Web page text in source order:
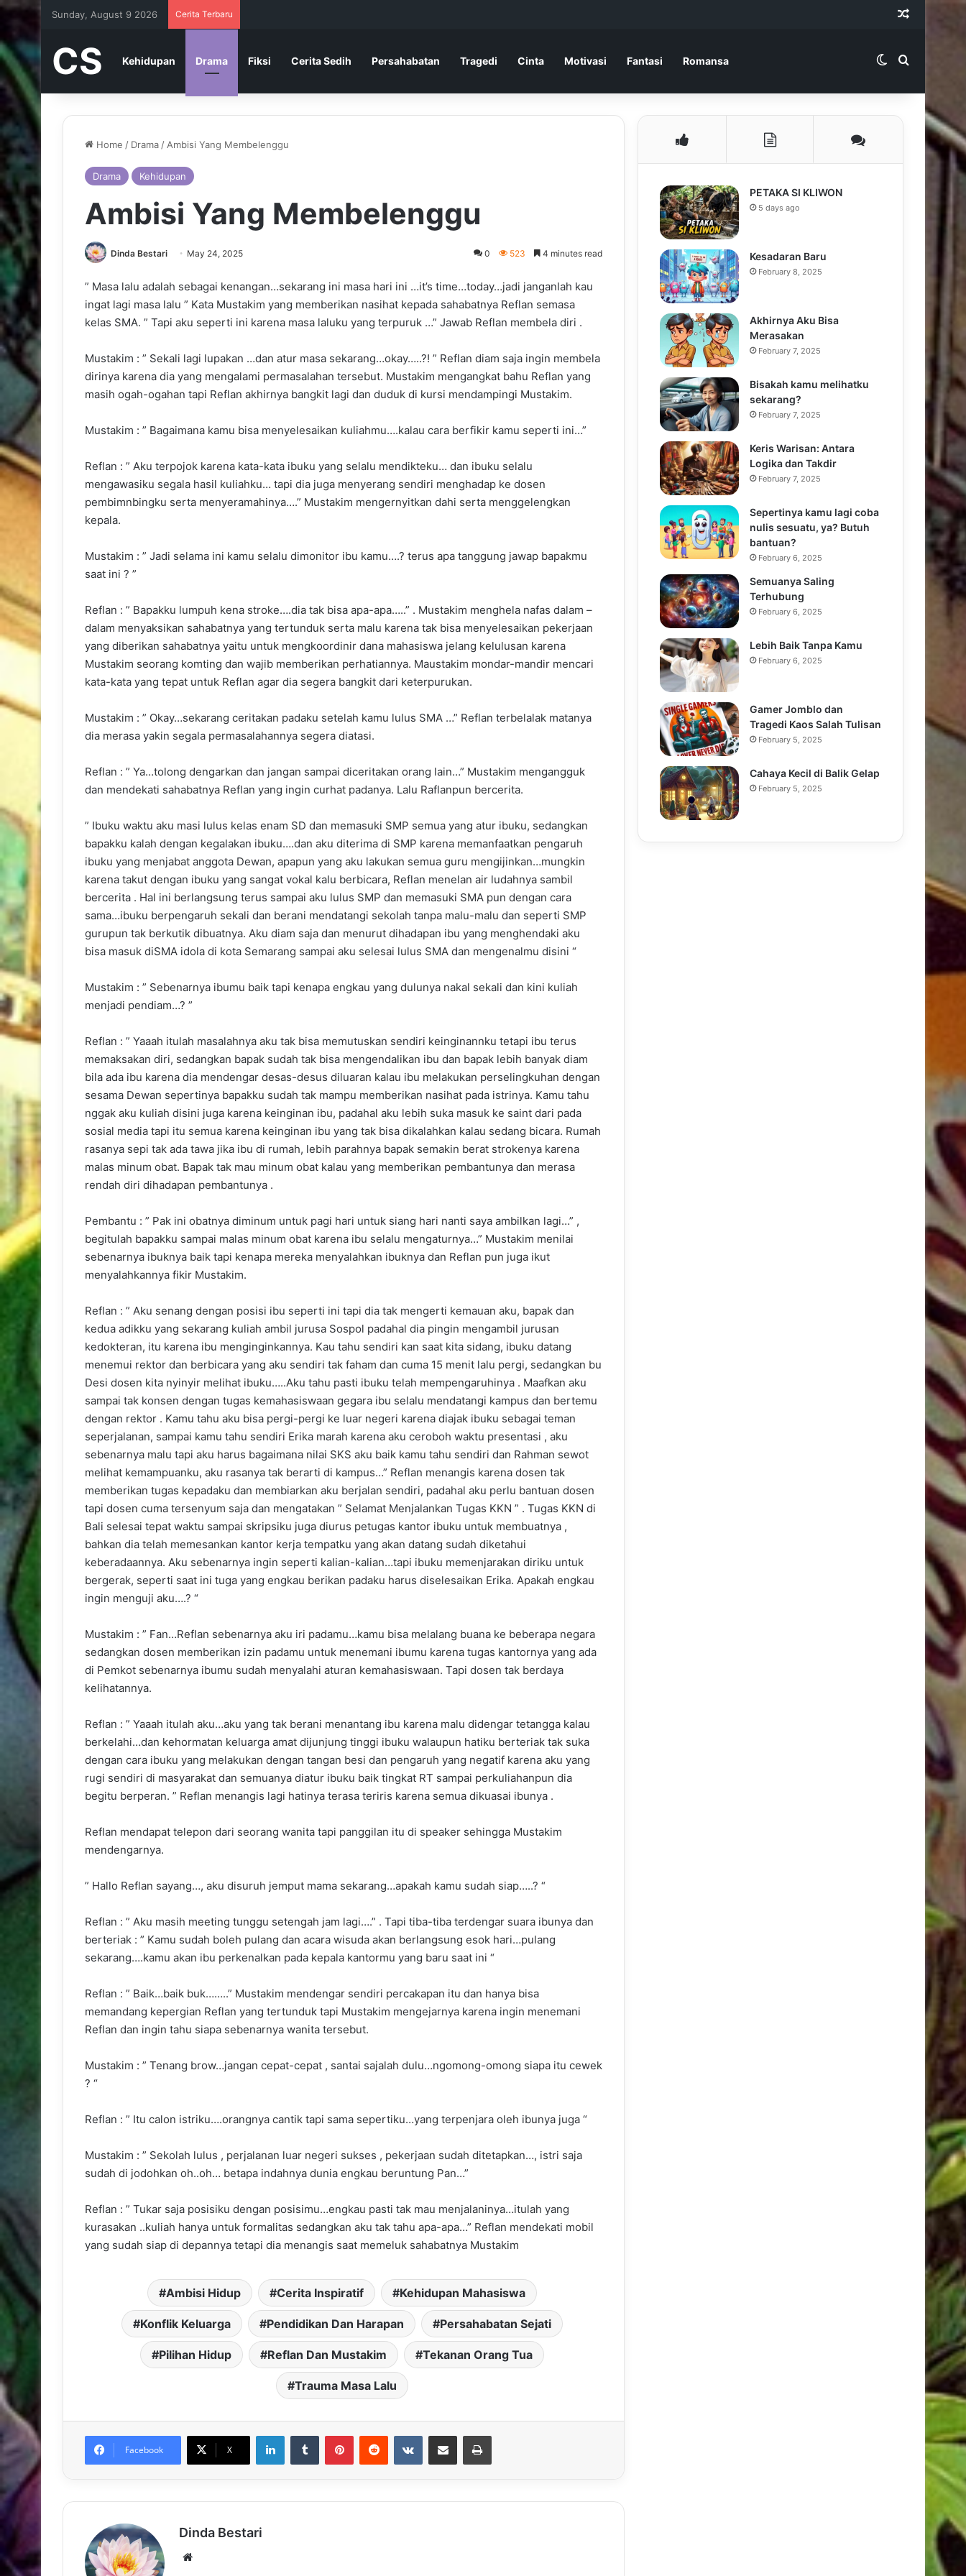
Sunday, August 9 2026 Cerita Terbaru Random
CS Kehidupan Drama Fiksi Cerita Sedih Persahabatan Tragedi Cinta Motivasi Fantasi Romansa Switch skin
Search for
Home / Drama / Ambisi Yang Membelenggu
Drama Kehidupan
Ambisi Yang Membelenggu
Dinda Bestari May 24, 2025 0 523 4 minutes read
” Masa lalu adalah sebagai kenangan…sekarang ini masa hari ini …it’s time…today…jadi janganlah kau
ingat lagi masa lalu ” Kata Mustakim yang memberikan nasihat kepada sahabatnya Reflan semasa
kelas SMA. ” Tapi aku seperti ini karena masa laluku yang terpuruk …” Jawab Reflan membela diri .
Mustakim : ” Sekali lagi lupakan …dan atur masa sekarang…okay…..?! ” Reflan diam saja ingin membela
dirinya karena dia yang mengalami permasalahan tersebut. Mustakim mengangkat bahu Reflan yang
masih ogah-ogahan tapi Reflan akhirnya bangkit lagi dan duduk di kursi mendampingi Mustakim.
Mustakim : ” Bagaimana kamu bisa menyelesaikan kuliahmu….kalau cara berfikir kamu seperti ini…”
Reflan : ” Aku terpojok karena kata-kata ibuku yang selalu mendikteku… dan ibuku selalu
mengawasiku segala hasil kuliahku… tapi dia juga menyerang sendiri menghadap ke dosen
pembimnbingku serta menyeramahinya….” Mustakim mengernyitkan dahi serta menggelengkan
kepala.
Mustakim : ” Jadi selama ini kamu selalu dimonitor ibu kamu….? terus apa tanggung jawap bapakmu
saat ini ? ”
Reflan : ” Bapakku lumpuh kena stroke….dia tak bisa apa-apa…..” . Mustakim menghela nafas dalam –
dalam menyaksikan sahabatnya yang tertunduk serta malu karena tak bisa menyelesaikan pekerjaan
yang diberikan sahabatnya yaitu untuk mengkoordinir dana mahasiswa jelang kelulusan karena
Mustakim seorang komting dan wajib memberikan perhatiannya. Maustakim mondar-mandir mencari
kata-kata yang tepat untuk Reflan agar dia segera bangkit dari keterpurukan.
Mustakim : ” Okay…sekarang ceritakan padaku setelah kamu lulus SMA …” Reflan terbelalak matanya
dia merasa yakin segala permasalahannya segera diatasi.
Reflan : ” Ya…tolong dengarkan dan jangan sampai diceritakan orang lain…” Mustakim mengangguk
dan mendekati sahabatnya Reflan yang ingin curhat padanya. Lalu Raflanpun bercerita.
” Ibuku waktu aku masi lulus kelas enam SD dan memasuki SMP semua yang atur ibuku, sedangkan
bapakku kalah dengan kegalakan ibuku….dan aku diterima di SMP karena memanfaatkan pengaruh
ibuku yang menjabat anggota Dewan, apapun yang aku lakukan semua guru mengijinkan…mungkin
karena takut dengan ibuku yang sangat vokal kalu berbicara, Reflan menelan air ludahnya sambil
bercerita . Hal ini berlangsung terus sampai aku lulus SMP dan memasuki SMA pun dengan cara
sama…ibuku berpengaruh sekali dan berani mendatangi sekolah tanpa malu-malu dan seperti SMP
gurupun tak berkutik dibuatnya. Aku diam saja dan menurut dihadapan ibu yang menghendaki aku
bisa masuk diSMA idola di kota Semarang sampai aku selesai lulus SMA dan mengenalmu disini “
Mustakim : ” Sebenarnya ibumu baik tapi kenapa engkau yang dulunya nakal sekali dan kini kuliah
menjadi pendiam…? ”
Reflan : ” Yaaah itulah masalahnya aku tak bisa memutuskan sendiri keinginannku tetapi ibu terus
memaksakan diri, sedangkan bapak sudah tak bisa mengendalikan ibu dan bapak lebih banyak diam
bila ada ibu karena dia mendengar desas-desus diluaran kalau ibu melakukan perselingkuhan dengan
sesama Dewan sepertinya bapakku sudah tak mampu memberikan nasihat pada istrinya. Kamu tahu
nggak aku kuliah disini juga karena keinginan ibu, padahal aku lebih suka masuk ke saint dari pada
sosial media tapi itu semua karena keinginan ibu yang tak bisa dikalahkan kalau sedang bicara. Rumah
rasanya sepi tak ada tawa jika ibu di rumah, lebih parahnya bapak semakin berat strokenya karena
malas minum obat. Bapak tak mau minum obat kalau yang memberikan pembantunya dan merasa
rendah diri dihadapan pembantunya .
Pembantu : ” Pak ini obatnya diminum untuk pagi hari untuk siang hari nanti saya ambilkan lagi…” ,
begitulah bapakku sampai malas minum obat karena ibu selalu mengaturnya…” Mustakim menilai
sebenarnya ibuknya baik tapi kenapa mereka menyalahkan ibuknya dan Reflan pun juga ikut
menyalahkannya fikir Mustakim.
Reflan : ” Aku senang dengan posisi ibu seperti ini tapi dia tak mengerti kemauan aku, bapak dan
kedua adikku yang sekarang kuliah ambil jurusa Sospol padahal dia pingin mengambil jurusan
kedokteran, itu karena ibu menginginkannya. Kau tahu sendiri kan saat kita sidang, ibuku datang
menemui rektor dan berbicara yang aku sendiri tak faham dan cuma 15 menit lalu pergi, sedangkan bu
Desi dosen kita nyinyir melihat ibuku…..Aku tahu pasti ibuku telah mempengaruhinya . Maafkan aku
sampai tak konsen dengan tugas kemahasiswaan gegara ibu selalu mendatangi kampus dan bertemu
dengan rektor . Kamu tahu aku bisa pergi-pergi ke luar negeri karena diajak ibuku sebagai teman
seperjalanan, sampai kamu tahu sendiri Erika marah karena aku ceroboh waktu presentasi , aku
sebenarnya malu tapi aku harus bagaimana nilai SKS aku baik kamu tahu sendiri dan Rahman sewot
melihat kemampuanku, aku rasanya tak berarti di kampus…” Reflan menangis karena dosen tak
memberikan tugas kepadaku dan membiarkan aku berjalan sendiri, padahal aku perlu bantuan dosen
tapi dosen cuma tersenyum saja dan mengatakan ” Selamat Menjalankan Tugas KKN ” . Tugas KKN di
Bali selesai tepat waktu sampai skripsiku juga diurus petugas kantor ibuku untuk membuatnya ,
bahkan dia telah memesankan kantor kerja tempatku yang akan datang sudah diketahui
keberadaannya. Aku sebenarnya ingin seperti kalian-kalian…tapi ibuku memenjarakan diriku untuk
bergerak, seperti saat ini tuga yang engkau berikan padaku harus diselesaikan Erika. Apakah engkau
ingin menguji aku….? “
Mustakim : ” Fan…Reflan sebenarnya aku iri padamu…kamu bisa melalang buana ke beberapa negara
sedangkan dosen memberikan izin padamu untuk menemani ibumu karena tugas kantornya yang ada
di Pemkot sebenarnya ibumu sudah menyalahi aturan kemahasiswaan. Tapi dosen tak berdaya
kelihatannya.
Reflan : ” Yaaah itulah aku…aku yang tak berani menantang ibu karena malu didengar tetangga kalau
berkelahi…dan kehormatan keluarga amat dijunjung tinggi ibuku walaupun hatiku berteriak tak suka
dengan cara ibuku yang melakukan dengan tangan besi dan pengaruh yang negatif karena aku yang
rugi sendiri di masyarakat dan semuanya diatur ibuku baik tingkat RT sampai perkuliahanpun dia
begitu berperan. ” Reflan menangis lagi hatinya terasa teriris karena semua dikuasai ibunya .
Reflan mendapat telepon dari seorang wanita tapi panggilan itu di speaker sehingga Mustakim
mendengarnya.
” Hallo Reflan sayang…, aku disuruh jemput mama sekarang…apakah kamu sudah siap…..? “
Reflan : ” Aku masih meeting tunggu setengah jam lagi….” . Tapi tiba-tiba terdengar suara ibunya dan
berteriak : ” Kamu sudah boleh pulang dan acara wisuda akan berlangsung esok hari…pulang
sekarang….kamu akan ibu perkenalkan pada kepala kantormu yang baru saat ini “
Reflan : ” Baik…baik buk……..” Mustakim mendengar sendiri percakapan itu dan hanya bisa
memandang kepergian Reflan yang tertunduk tapi Mustakim mengejarnya karena ingin menemani
Reflan dan ingin tahu siapa sebenarnya wanita tersebut.
Mustakim : ” Tenang brow…jangan cepat-cepat , santai sajalah dulu…ngomong-omong siapa itu cewek
? “
Reflan : ” Itu calon istriku….orangnya cantik tapi sama sepertiku…yang terpenjara oleh ibunya juga “
Mustakim : ” Sekolah lulus , perjalanan luar negeri sukses , pekerjaan sudah ditetapkan…, istri saja
sudah di jodohkan oh..oh… betapa indahnya dunia engkau beruntung Pan…”
Reflan : ” Tukar saja posisiku dengan posisimu…engkau pasti tak mau menjalaninya…itulah yang
kurasakan ..kuliah hanya untuk formalitas sedangkan aku tak tahu apa-apa…” Reflan mendekati mobil
yang sudah siap di depannya tetapi dia menangis saat memeluk sahabatnya Mustakim
Ambisi Hidup Cerita Inspiratif Kehidupan Mahasiswa
Konflik Keluarga Pendidikan Dan Harapan Persahabatan Sejati
Pilihan Hidup Reflan Dan Mustakim Tekanan Orang Tua
Trauma Masa Lalu
Facebook X
LinkedInTumblr PinterestReddit VKontakteShare via Email Print
Dinda Bestari
PETAKA SI KLIWON
5 days ago
Kesadaran Baru
February 8, 2025
Akhirnya Aku Bisa
Merasakan
February 7, 2025
Bisakah kamu melihatku
sekarang?
February 7, 2025
Keris Warisan: Antara
Logika dan Takdir
February 7, 2025
Sepertinya kamu lagi coba
nulis sesuatu, ya? Butuh
bantuan?
February 6, 2025
Semuanya Saling
Terhubung
February 6, 2025
Lebih Baik Tanpa Kamu
February 6, 2025
Gamer Jomblo dan
Tragedi Kaos Salah Tulisan
February 5, 2025
Cahaya Kecil di Balik Gelap
February 5, 2025